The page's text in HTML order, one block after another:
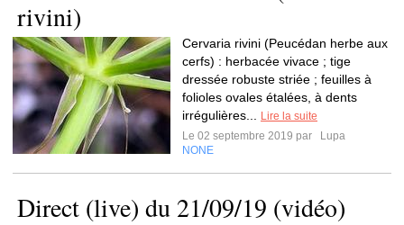
rivini)
Cervaria rivini (Peucédan herbe aux
cerfs) : herbacée vivace ; tige
dressée robuste striée ; feuilles à
folioles ovales étalées, à dents
irrégulières...
Lire la suite
Le 02 septembre 2019 par
Lupa
NONE
Direct (live) du 21/09/19 (vidéo)